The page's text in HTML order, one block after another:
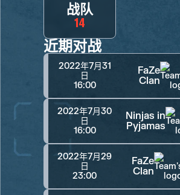
战队
14
近期对战
2022年7月31
日
16:00
FaZe
Clan
2022年7月30
日
16:00
Ninjas in
Pyjamas
2022年7月29
日
23:00
FaZe
Clan